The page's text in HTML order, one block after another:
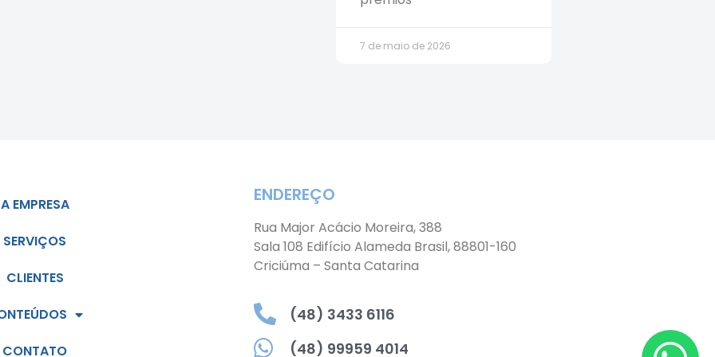
7 de maio de 2026
A EMPRESA
SERVIÇOS
CLIENTES
CONTATO
ENDEREÇO
Rua Major Acácio Moreira, 388
Sala 108 Edifício Alameda Brasil, 88801-160
Criciúma – Santa Catarina
(48) 3433 6116
(48) 99959 4014